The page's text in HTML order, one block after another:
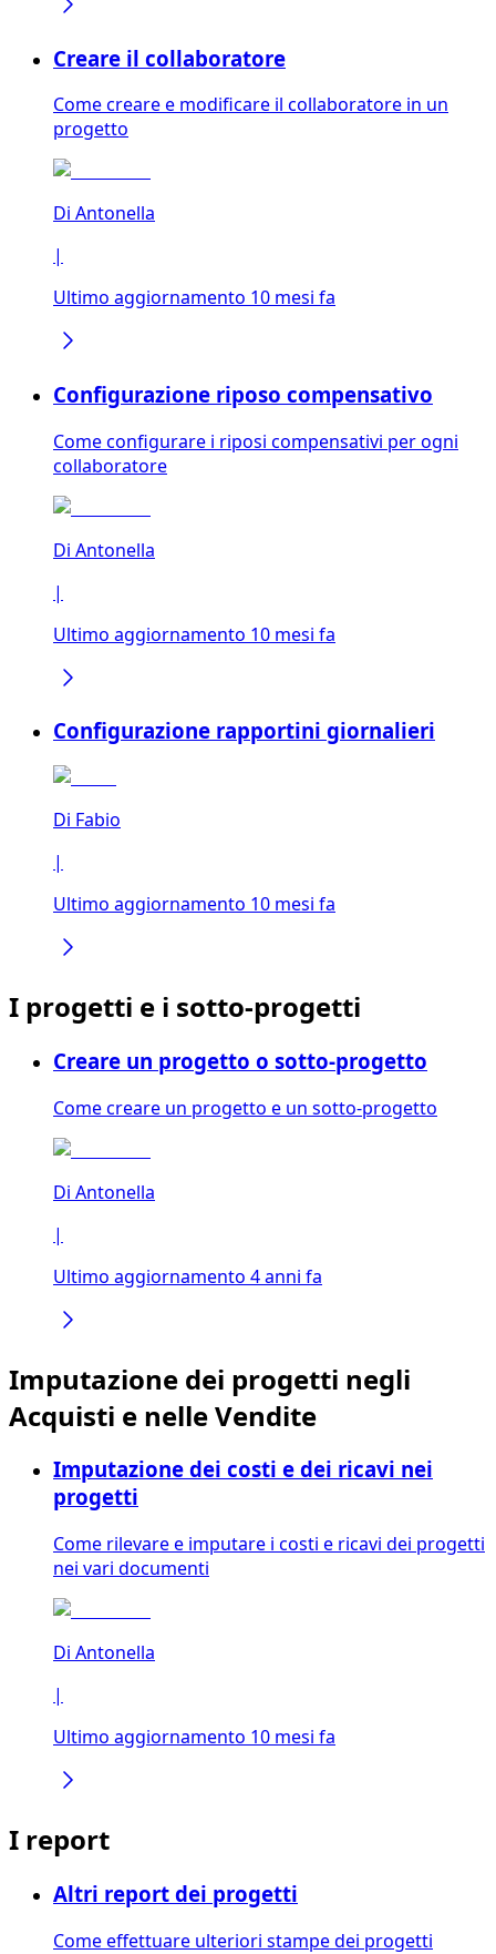
Creare il collaboratore
Come creare e modificare il collaboratore in un
progetto
Di Antonella
|
Ultimo aggiornamento 10 mesi fa
Configurazione riposo compensativo
Come configurare i riposi compensativi per ogni
collaboratore
Di Antonella
|
Ultimo aggiornamento 10 mesi fa
Configurazione rapportini giornalieri
Di Fabio
|
Ultimo aggiornamento 10 mesi fa
I progetti e i sotto-progetti
Creare un progetto o sotto-progetto
Come creare un progetto e un sotto-progetto
Di Antonella
|
Ultimo aggiornamento 4 anni fa
Imputazione dei progetti negli
Acquisti e nelle Vendite
Imputazione dei costi e dei ricavi nei
progetti
Come rilevare e imputare i costi e ricavi dei progetti
nei vari documenti
Di Antonella
|
Ultimo aggiornamento 10 mesi fa
I report
Altri report dei progetti
Come effettuare ulteriori stampe dei progetti